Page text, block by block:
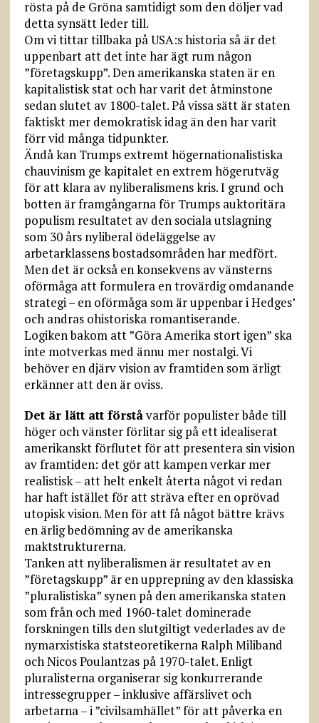
rösta på de Gröna samtidigt som den döljer vad
detta synsätt leder till.
Om vi tittar tillbaka på USA:s historia så är det
uppenbart att det inte har ägt rum någon
”företagskupp”. Den amerikanska staten är en
kapitalistisk stat och har varit det åtminstone
sedan slutet av 1800-talet. På vissa sätt är staten
faktiskt mer demokratisk idag än den har varit
förr vid många tidpunkter.
Ändå kan Trumps extremt högernationalistiska
chauvinism ge kapitalet en extrem högerutväg
för att klara av nyliberalismens kris. I grund och
botten är framgångarna för Trumps auktoritära
populism resultatet av den sociala utslagning
som 30 års nyliberal ödeläggelse av
arbetarklassens bostadsområden har medfört.
Men det är också en konsekvens av vänsterns
oförmåga att formulera en trovärdig omdanande
strategi – en oförmåga som är uppenbar i Hedges’
och andras ohistoriska romantiserande.
Logiken bakom att ”Göra Amerika stort igen” ska
inte motverkas med ännu mer nostalgi. Vi
behöver en djärv vision av framtiden som ärligt
erkänner att den är oviss.
Det är lätt att förståvarför populister både till
höger och vänster förlitar sig på ett idealiserat
amerikanskt förflutet för att presentera sin vision
av framtiden: det gör att kampen verkar mer
realistisk – att helt enkelt återta något vi redan
har haft istället för att sträva efter en oprövad
utopisk vision. Men för att få något bättre krävs
en ärlig bedömning av de amerikanska
maktstrukturerna.
Tanken att nyliberalismen är resultatet av en
”företagskupp” är en upprepning av den klassiska
”pluralistiska” synen på den amerikanska staten
som från och med 1960-talet dominerade
forskningen tills den slutgiltigt vederlades av de
nymarxistiska statsteoretikerna Ralph Miliband
och Nicos Poulantzas på 1970-talet. Enligt
pluralisterna organiserar sig konkurrerande
intressegrupper – inklusive affärslivet och
arbetarna – i ”civilsamhället” för att påverka en